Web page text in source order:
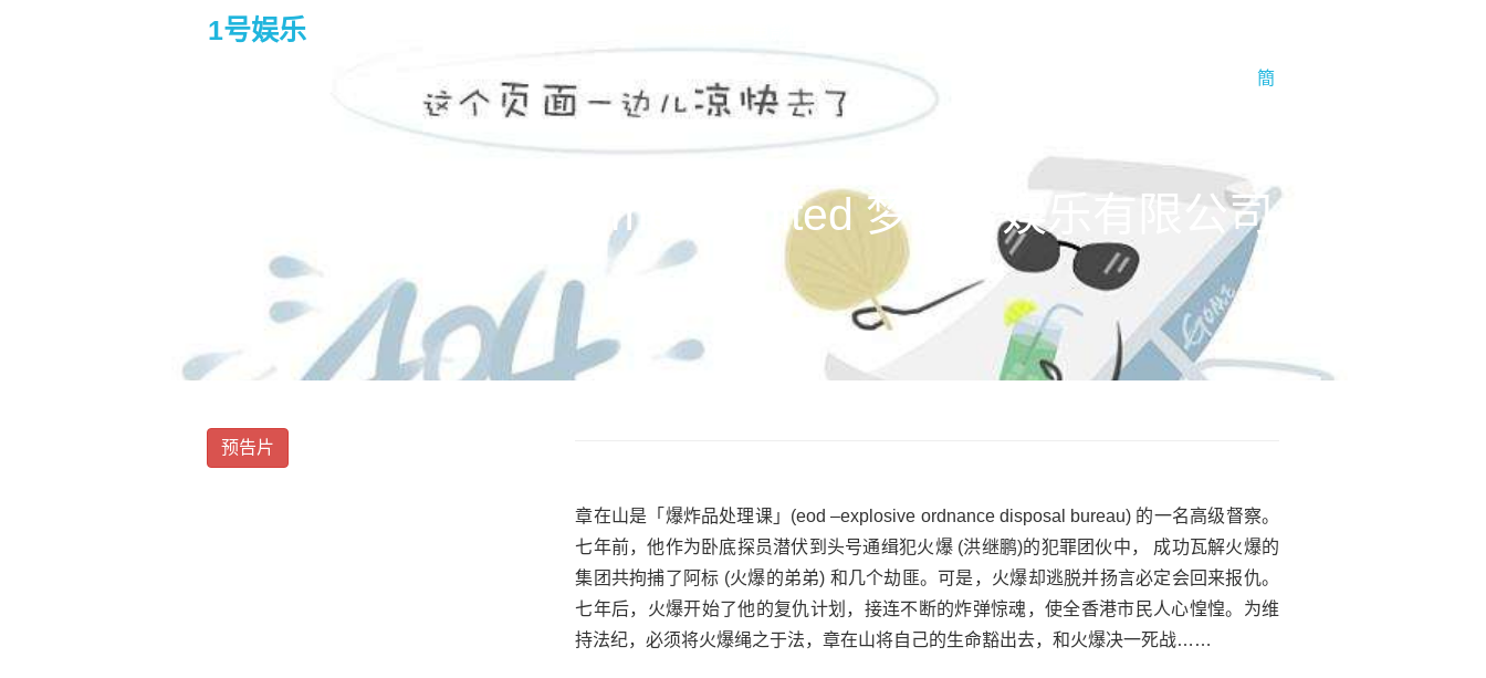
1号娱乐
簡
拆彈專家 – infinitus entertainment limited 梦造者娱乐有限公司-1号娱乐
预告片
章在山是「爆炸品处理课」(eod –explosive ordnance disposal bureau) 的一名高级督察。
七年前，他作为卧底探员潜伏到头号通缉犯火爆 (洪继鹏)的犯罪团伙中， 成功瓦解火爆的
集团共拘捕了阿标 (火爆的弟弟) 和几个劫匪。可是，火爆却逃脱并扬言必定会回来报仇。
七年后，火爆开始了他的复仇计划，接连不断的炸弹惊魂，使全香港市民人心惶惶。为维
持法纪，必须将火爆绳之于法，章在山将自己的生命豁出去，和火爆决一死战……